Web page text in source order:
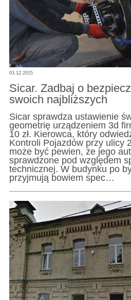
03.12.2015
Sicar. Zadbaj o
swoich najbliższych
Sicar sprawdza ustawienie
geometrię urządzeniem 3d
10 zł. Kierowca, który
Kontroli Pojazdów przy ulicy
może być pewien, że jego
sprawdzone pod względem
technicznej. W budynku po
przyjmują bowiem spec…